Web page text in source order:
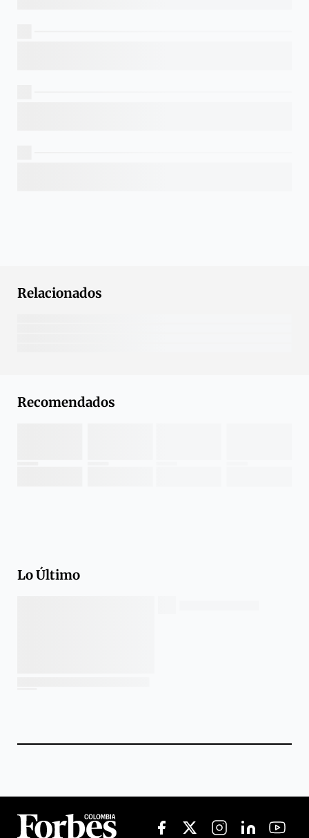
Relacionados
Recomendados
Lo Último